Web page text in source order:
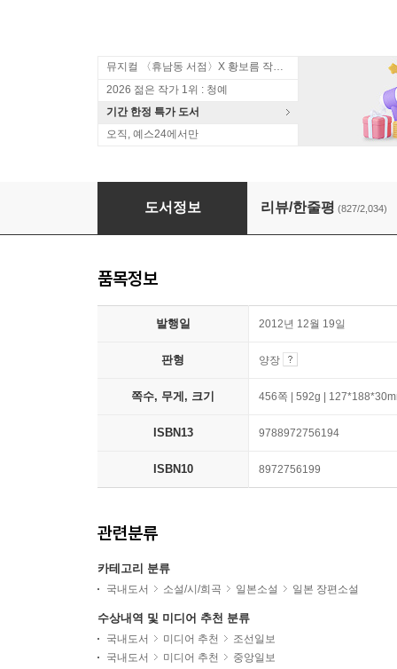
뮤지컬 〈휴남동 서점〉X 황보름 작가 북토크
2026 젊은 작가 1위 : 청예
기간 한정 특가 도서
오직, 예스24에서만
나미야 잡화점의 기적
도서정보 리뷰/한줄평 (827/2,034)
품목정보
발행일 2012년 12월 19일
판형 양장
쪽수, 무게, 크기 456쪽 | 592g |
ISBN13 9788972756194
ISBN10 8972756199
관련분류
카테고리 분류
국내도서 소설/시/희곡 일본소설 일본 장편소설
수상내역 및 미디어 추천 분류
국내도서 미디어 추천
조선일보
국내도서
미디어 추천
중앙일보